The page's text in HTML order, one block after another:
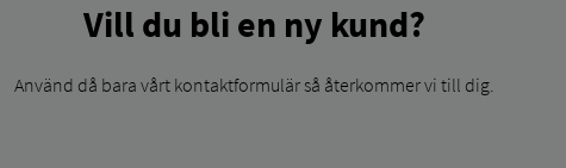
Vill du bli en ny kund?
Använd då bara vårt kontaktformulär så återkommer vi till dig.